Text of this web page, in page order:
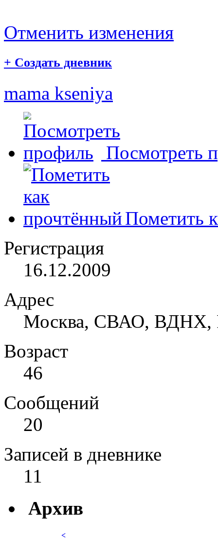
Отменить изменения
+ Создать дневник
mama kseniya
Посмотреть
Пометить
Регистрация
16.12.2009
Адрес
Москва, СВАО, ВДНХ,
Возраст
46
Сообщений
20
Записей в дневнике
11
Архив
<